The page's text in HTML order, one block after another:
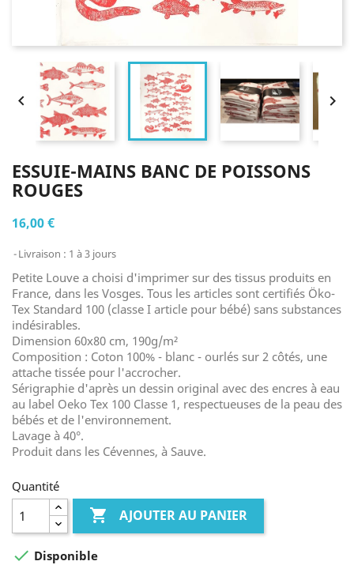
 
ESSUIE-MAINS BANC DE POISSONS
ROUGES
16,00 €
Livraison : 1 à 3 jours
Petite Louve a choisi d'imprimer sur des tissus produits en
France, dans les Vosges. Tous les articles sont certifiés Öko-
Tex Standard 100 (classe I article pour bébé) sans substances
indésirables.
Dimension 60x80 cm, 190g/m²
Composition : Coton 100% - blanc - ourlés sur 2 côtés, une
attache tissée pour l'accrocher.
Sérigraphie d'après un dessin original avec des encres à eau
au label Oeko Tex 100 Classe 1, respectueuses de la peau des
bébés et de l'environnement.
Lavage à 40°.
Produit dans les Cévennes, à Sauve.
Quantité
 AJOUTER AU PANIER
 Disponible